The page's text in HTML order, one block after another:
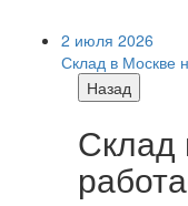
2 июля 2026
Склад в Москве
Назад
Склад